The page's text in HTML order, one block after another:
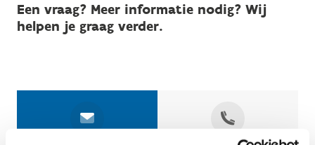
Een vraag? Meer informatie nodig? Wij
helpen je graag verder.